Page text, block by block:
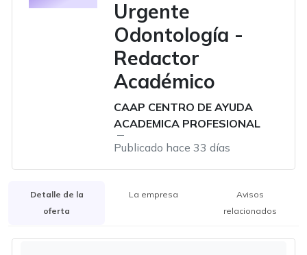
Urgente
Odontología -
Redactor
Académico
CAAP CENTRO DE AYUDA
ACADEMICA PROFESIONAL
Publicado hace 33 días
Detalle de la
oferta
La empresa
Avisos
relacionados